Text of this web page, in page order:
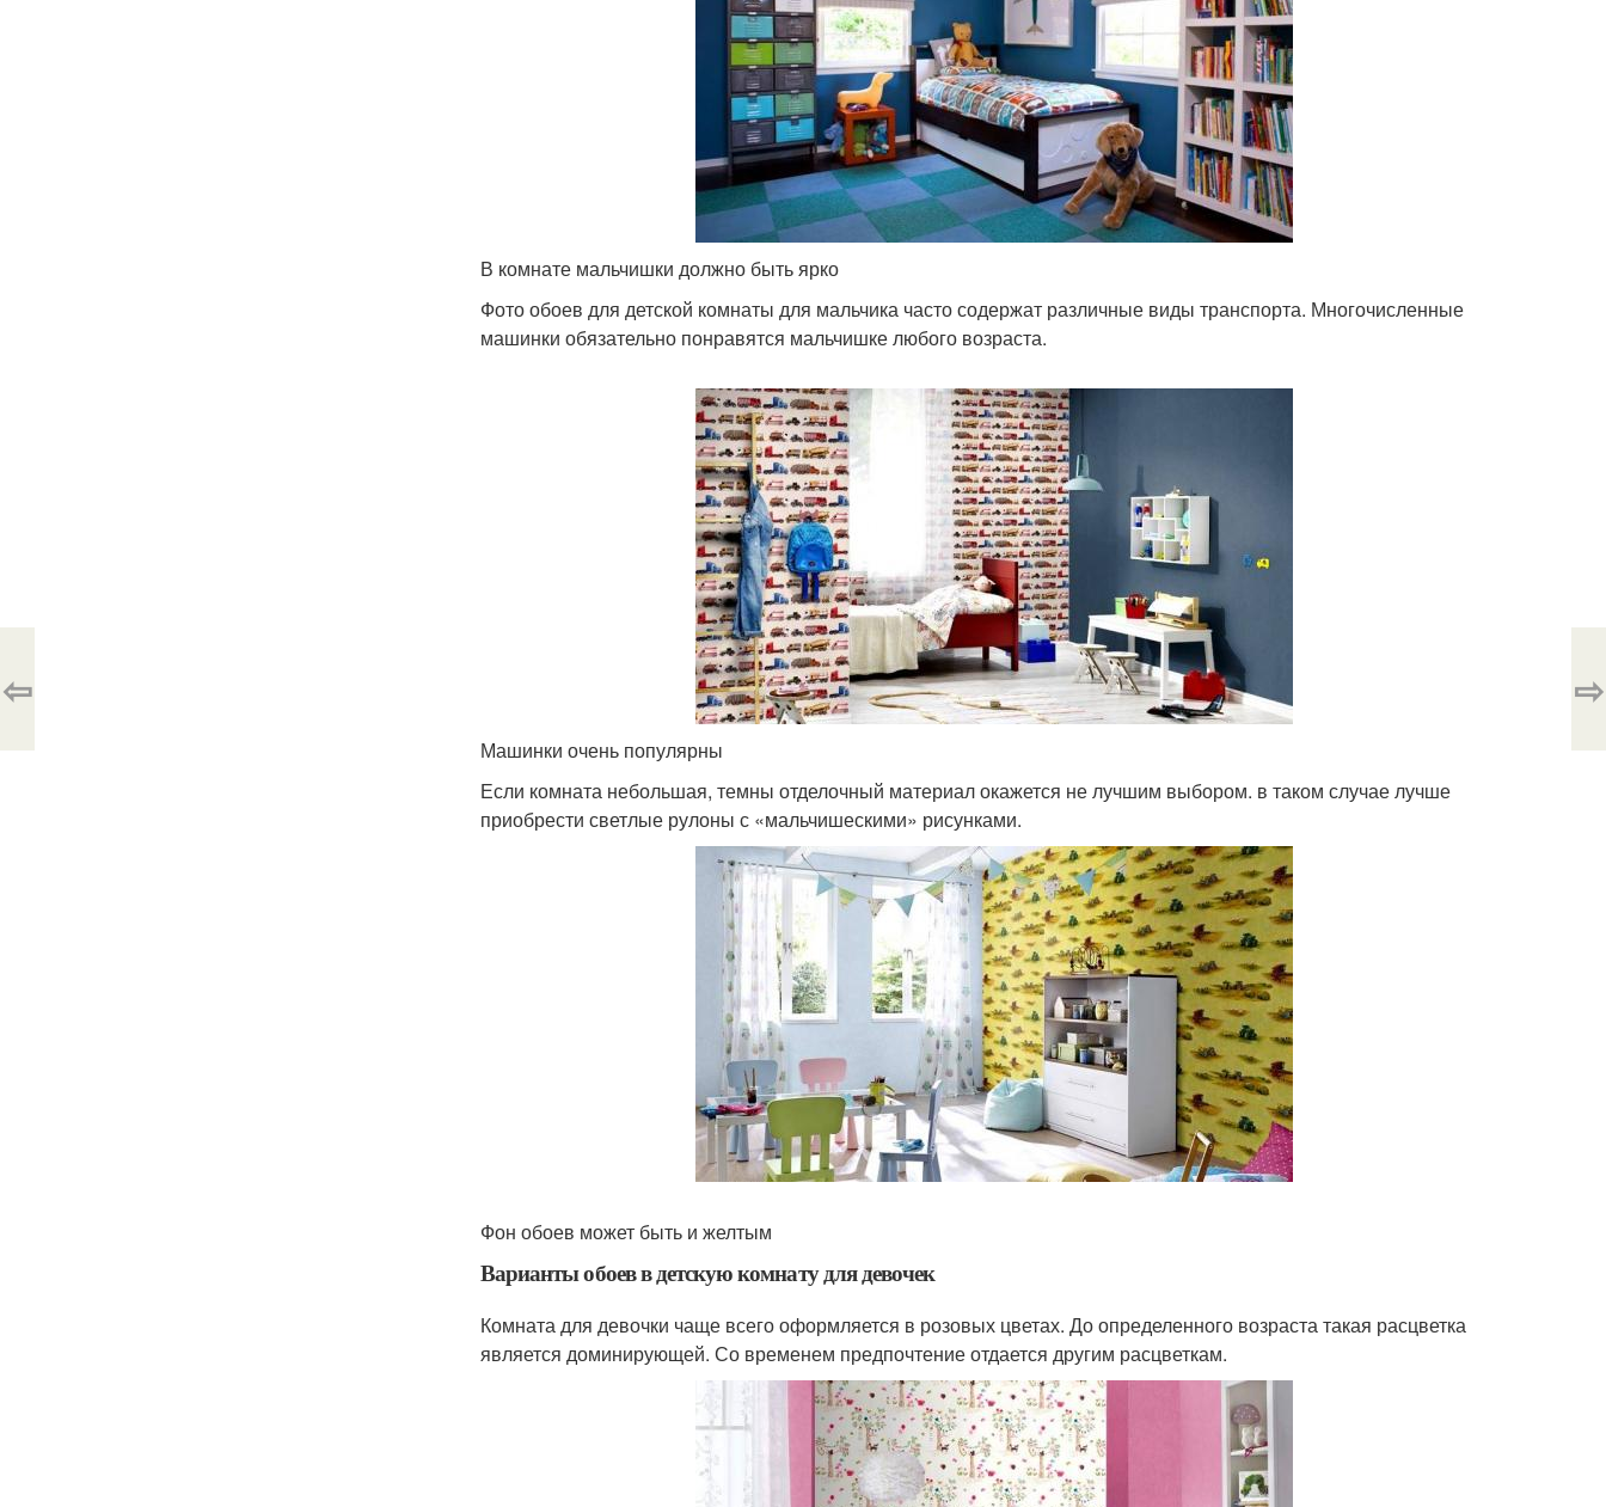
В комнате мальчишки должно быть ярко
Фото обоев для детской комнаты для мальчика часто содержат различные виды транспорта. Многочисленные
машинки обязательно понравятся мальчишке любого возраста.
Машинки очень популярны
Если комната небольшая, темны отделочный материал окажется не лучшим выбором. в таком случае лучше
приобрести светлые рулоны с «мальчишескими» рисунками.
Фон обоев может быть и желтым
Варианты обоев в детскую комнату для девочек
Комната для девочки чаще всего оформляется в розовых цветах. До определенного возраста такая расцветка
является доминирующей. Со временем предпочтение отдается другим расцветкам.
⇦ ⇨